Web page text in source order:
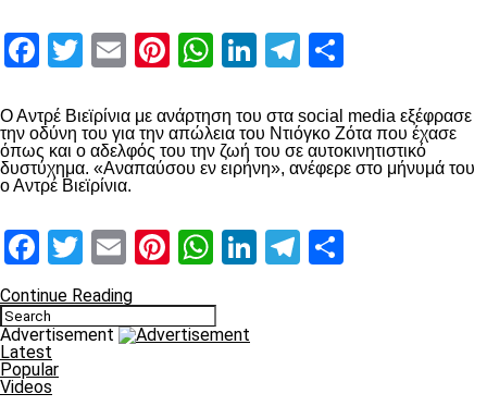
Facebook
Twitter
EmailPinterest
WhatsApp
LinkedIn
Telegram
Ο Αντρέ Βιεϊρίνια με ανάρτηση του στα social media εξέφρασε
την οδύνη του για την απώλεια του Ντιόγκο Ζότα που έχασε
όπως και ο αδελφός του την ζωή του σε αυτοκινητιστικό
δυστύχημα. «Αναπαύσου εν ειρήνη», ανέφερε στο μήνυμά του
ο Αντρέ Βιεϊρίνια.
Facebook
Twitter
EmailPinterest
WhatsApp
LinkedIn
Telegram
Continue Reading
Advertisement
Latest
Popular
Videos